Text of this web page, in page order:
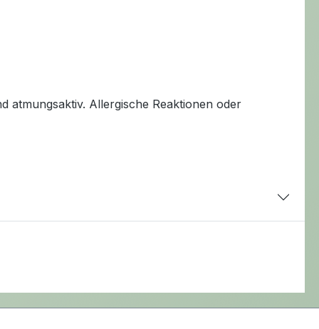
atmungsaktiv. Allergische Reaktionen oder